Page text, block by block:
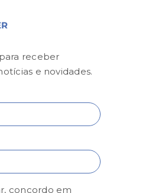
receber
e novidades.
concordo em